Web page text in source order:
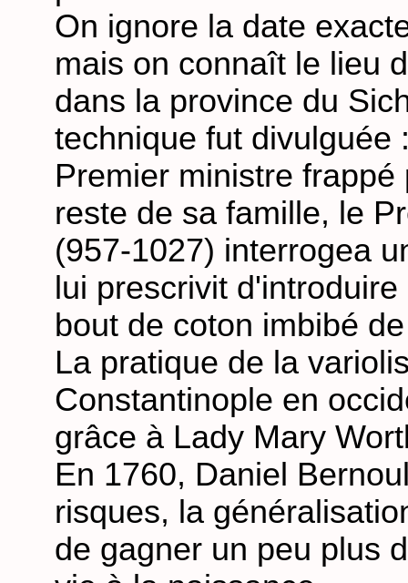
On ignore la date
mais on connaît le lieu
dans la province du
technique fut divulguée
Premier ministre
reste de sa famille, le
(957-1027) interrogea
lui prescrivit
bout de coton imbibé
La pratique de la
Constantinople en
grâce à Lady Mary
En 1760, Daniel
risques, la
de gagner un peu plus